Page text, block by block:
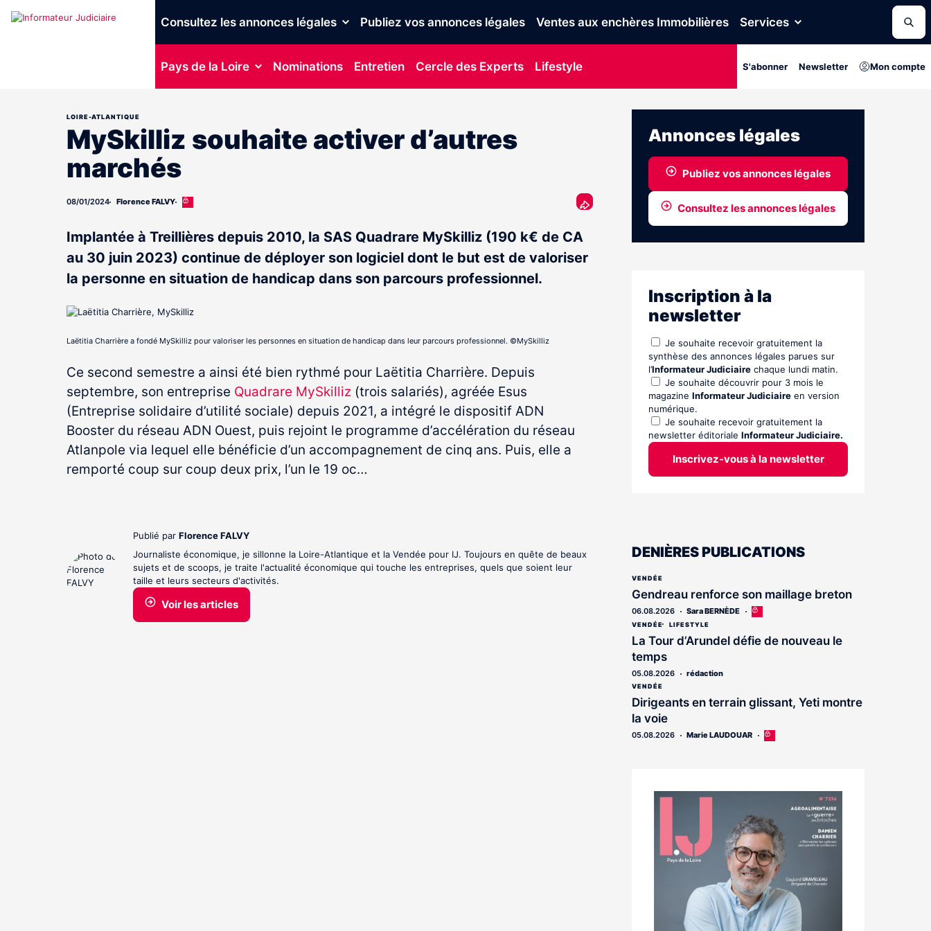
Consultez les annonces légales Publiez vos annonces légales Ventes aux enchères Immobilières Services
Pays de la Loire Nominations Entretien Cercle des Experts Lifestyle S'abonner Newsletter Mon compte
LOIRE-ATLANTIQUE
MySkilliz souhaite activer d’autres
marchés
08/01/2024 Florence FALVY
Cet
réservé
aux
abonnés
Implantée à Treillières depuis 2010, la SAS Quadrare MySkilliz (190 k€ de CA
au 30 juin 2023) continue de déployer son logiciel dont le but est de valoriser
la personne en situation de handicap dans son parcours professionnel.
Laëtitia Charrière a fondé MySkilliz pour valoriser les personnes en situation de handicap dans leur parcours professionnel. ©MySkilliz
Ce second semestre a ainsi été bien rythmé pour Laëtitia Charrière. Depuis
septembre, son entreprise Quadrare MySkilliz (trois salariés), agréée Esus
(Entreprise solidaire d’utilité sociale) depuis 2021, a intégré le dispositif ADN
Booster du réseau ADN Ouest, puis rejoint le programme d’accélération du réseau
Atlanpole via lequel elle bénéficie d’un accompagnement de cinq ans. Puis, elle a
remporté coup sur coup deux prix, l’un le 19 oc…
Publié par Florence FALVY
Journaliste économique, je sillonne la Loire-Atlantique et la Vendée pour IJ. Toujours en quête de beaux
sujets et de scoops, je traite l'actualité économique qui touche les entreprises, quels que soient leur
taille et leurs secteurs d'activités.
Voir les articles
Annonces légales
Publiez vos annonces légales
Consultez les annonces légales
Inscription à la
newsletter
Je souhaite recevoir gratuitement la
synthèse des annonces légales parues sur
l’Informateur Judiciaire chaque lundi matin.
Je souhaite découvrir pour 3 mois le
magazine Informateur Judiciaire en version
numérique.
Je souhaite recevoir gratuitement la
newsletter éditoriale Informateur Judiciaire.
Inscrivez-vous à la newsletter
DENIÈRES PUBLICATIONS
VENDÉE
Gendreau renforce son maillage breton
06.08.2026 Sara BERNÈDE
Cet
réservé
VENDÉE LIFESTYLE
La Tour d’Arundel défie de nouveau le
temps
05.08.2026 rédaction
VENDÉE
Dirigeants en terrain glissant, Yeti montre
la voie
05.08.2026 Marie LAUDOUAR
Cet
abonnés
Notre
magazine